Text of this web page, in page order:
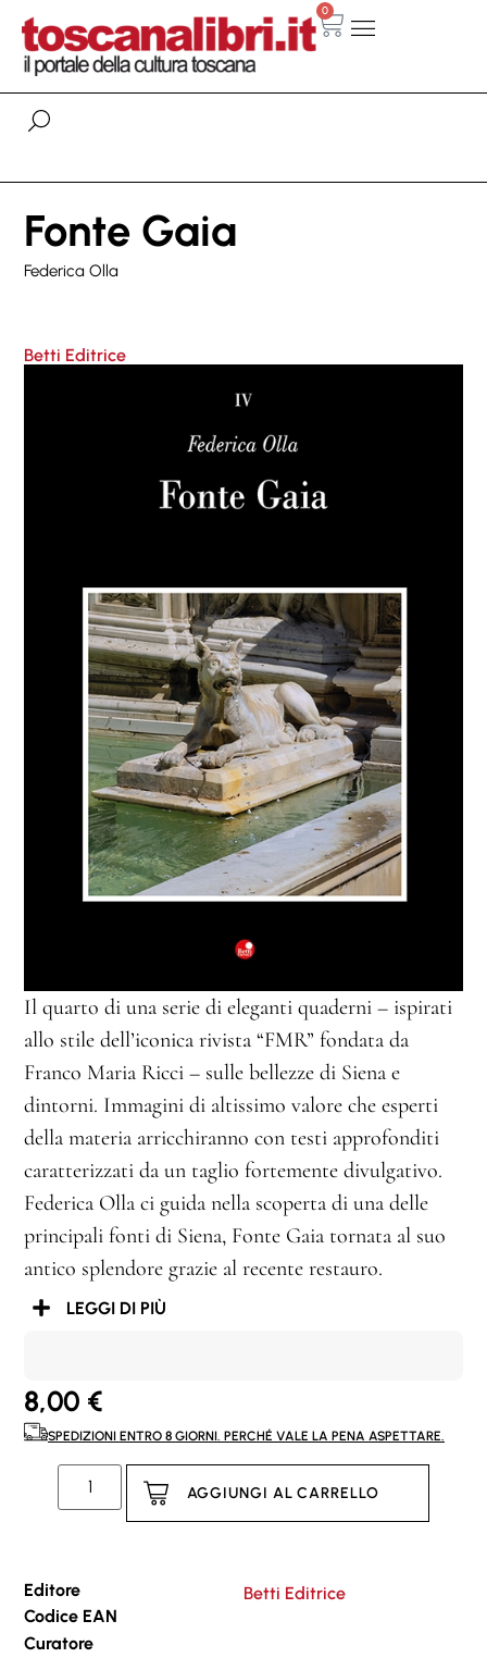
0
Fonte Gaia
Federica Olla
Betti Editrice
Il quarto di una serie di eleganti quaderni – ispirati
allo stile dell’iconica rivista “FMR” fondata da
Franco Maria Ricci – sulle bellezze di Siena e
dintorni. Immagini di altissimo valore che esperti
della materia arricchiranno con testi approfonditi
caratterizzati da un taglio fortemente divulgativo.
Federica Olla ci guida nella scoperta di una delle
principali fonti di Siena, Fonte Gaia tornata al suo
antico splendore grazie al recente restauro.
LEGGI DI PIÙ
8,00 €
SPEDIZIONI ENTRO 8 GIORNI. PERCHÉ VALE LA PENA ASPETTARE.
AGGIUNGI AL CARRELLO
Editore
Betti Editrice
Codice EAN
Curatore